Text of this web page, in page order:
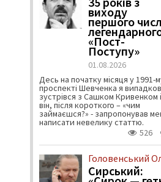
виходу
першого
«Пост-
Поступу»
01.08.2026
Десь на початку місяця у 1991-
проспекті Шевченка я
зустрівся з Сашком Кривенком і
він, після короткого – «чим
займаєшся?» - запропонував
написати невелику статтю.
526
Головенський
Сирський: